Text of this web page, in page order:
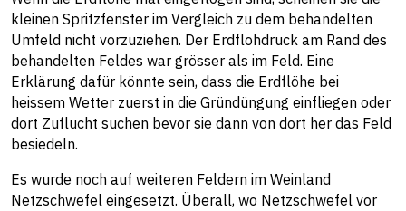
kleinen Spritzfenster im Vergleich zu dem behandelten
Umfeld nicht vorzuziehen. Der Erdflohdruck am Rand des
behandelten Feldes war grösser als im Feld. Eine
Erklärung dafür könnte sein, dass die Erdflöhe bei
heissem Wetter zuerst in die Gründüngung einfliegen oder
dort Zuflucht suchen bevor sie dann von dort her das Feld
besiedeln.
Es wurde noch auf weiteren Feldern im Weinland
Netzschwefel eingesetzt. Überall, wo Netzschwefel vor